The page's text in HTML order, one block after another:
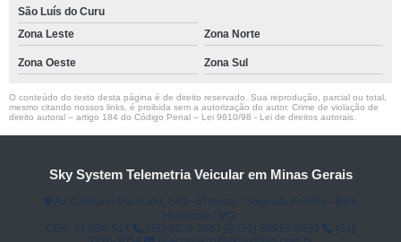
São Luís do Curu
Zona Leste
Zona Norte
Zona Oeste Zona Sul
O conteúdo do texto desta página é de direito reservado. Sua reprodução, parcial ou total,
mesmo citando nossos links, é proibida sem a autorização do autor. Crime de violação de
direito autoral – artigo 184 do Código Penal – Lei 9610/98 - Lei de direitos autorais
Sky System Telemetria Veicular em Minas Gerais